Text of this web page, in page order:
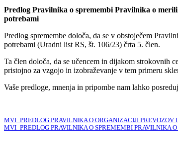
Predlog Pravilnika o spremembi Pravilnika o
potrebami
Predlog spremembe določa, da se v obstoječem
potrebami (Uradni list RS, št. 106/23) črta 5. člen.
Ta člen določa, da se učencem in dijakom strokovnih
pristojno za vzgojo in izobraževanje v tem primeru
Vaše predloge, mnenja in pripombe nam lahko
MVI_PREDLOG PRAVILNIKA O ORGANIZACIJI
MVI_PREDLOG PRAVILNIKA O SPREMEMBI PRAVILNIKA